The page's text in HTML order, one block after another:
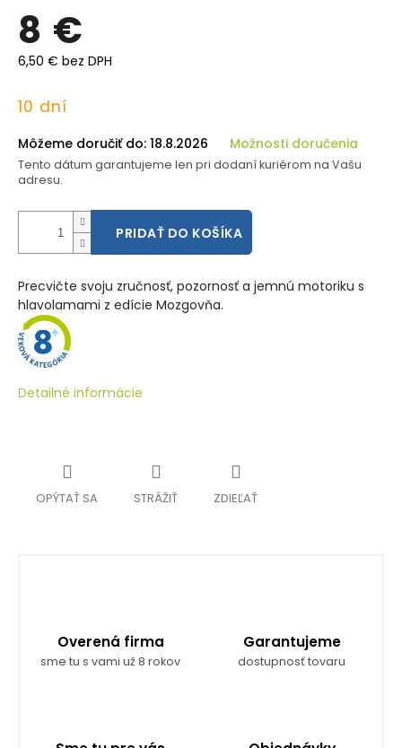
8 €
6,50 € bez DPH
Jednotková
10 dní
Môžeme doručiť do: 18.8.2026 Možnosti doručenia
Tento dátum garantujeme len pri dodaní kuriérom na Vašu
adresu.
PRIDAŤ DO KOŠÍKA
Precvičte svoju zručnosť, pozornosť a jemnú motoriku s
hlavolamami z edície Mozgovňa.
Detailné informácie
OPÝTAŤ SA STRÁŽIŤ ZDIEĽAŤ
Overená firma
sme tu s vami už 8 rokov
Garantujeme
dostupnosť tovaru